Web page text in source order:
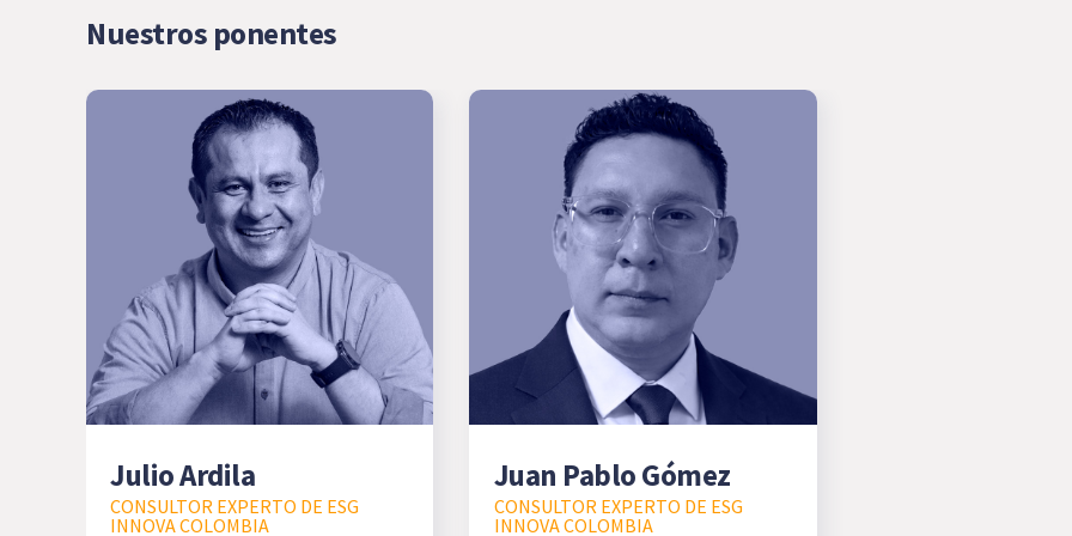
Nuestros ponentes
Julio Ardila
CONSULTOR EXPERTO DE ESG
INNOVA COLOMBIA
Juan Pablo Gómez
CONSULTOR EXPERTO DE ESG
INNOVA COLOMBIA